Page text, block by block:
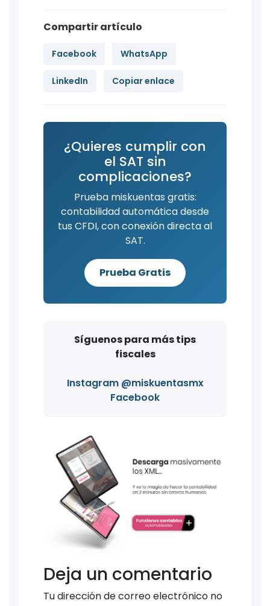
Compartir artículo
Facebook WhatsApp
LinkedIn Copiar enlace
¿Quieres cumplir con
el SAT sin
complicaciones?
Prueba miskuentas gratis:
contabilidad automática desde
tus CFDI, con conexión directa al
SAT.
Prueba Gratis
Síguenos para más tips
fiscales
Instagram @miskuentasmx
Facebook
Deja un comentario
Tu dirección de correo electrónico no